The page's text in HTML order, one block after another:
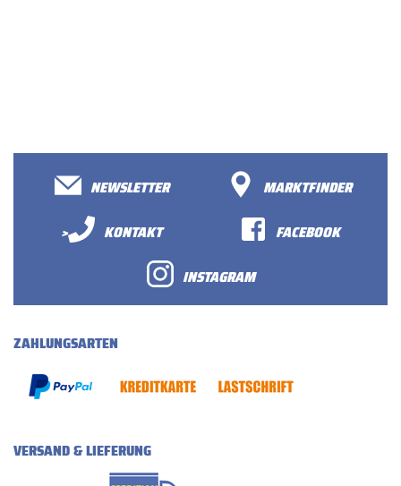
NEWSLETTER
MARKTFINDER
>
KONTAKT
FACEBOOK
INSTAGRAM
ZAHLUNGSARTEN
VERSAND & LIEFERUNG